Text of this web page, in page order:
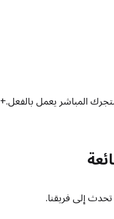
المباشر يعمل بالفعل.+